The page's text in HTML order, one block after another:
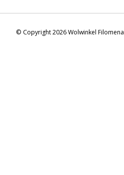
© Copyright 2026 Wolwinkel Filomena